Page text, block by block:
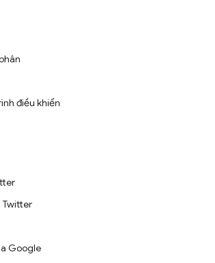
điều khiển
Twitter
Google